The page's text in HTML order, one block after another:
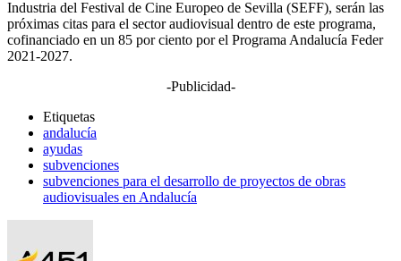
Industria del Festival de Cine Europeo de Sevilla (SEFF), serán las
próximas citas para el sector audiovisual dentro de este programa,
cofinanciado en un 85 por ciento por el Programa Andalucía Feder
2021-2027.
-Publicidad-
Etiquetas
andalucía
ayudas
subvenciones
subvenciones para el desarrollo de proyectos de obras
audiovisuales en Andalucía